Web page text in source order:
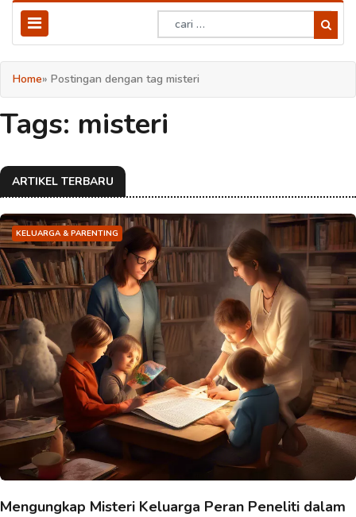
Home» Postingan dengan tag misteri
Tags: misteri
ARTIKEL TERBARU
KELUARGA & PARENTING
Mengungkap Misteri Keluarga Peran Peneliti dalam